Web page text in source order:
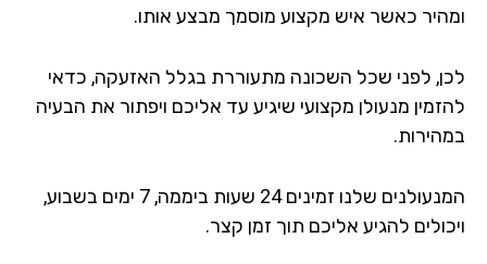
כאשר איש מקצוע מוסמך מבצע אותו.
לפני שכל השכונה מתעוררת בגלל האזעקה, כדאי
מנעולן מקצועי שיגיע עד אליכם ויפתור את הבעיה
המנעולנים שלנו זמינים 24 שעות ביממה, 7 ימים בשבוע,
להגיע אליכם תוך זמן קצר.